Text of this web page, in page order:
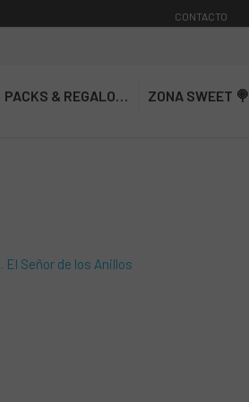
CONTACTO
PACKS & REGALOS🎁 ZONA SWEET 🍭